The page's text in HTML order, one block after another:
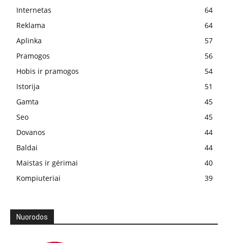
Internetas
64
Reklama
64
Aplinka
57
Pramogos
56
Hobis ir pramogos
54
Istorija
51
Gamta
45
Seo
45
Dovanos
44
Baldai
44
Maistas ir gėrimai
40
Kompiuteriai
39
Nuorodos